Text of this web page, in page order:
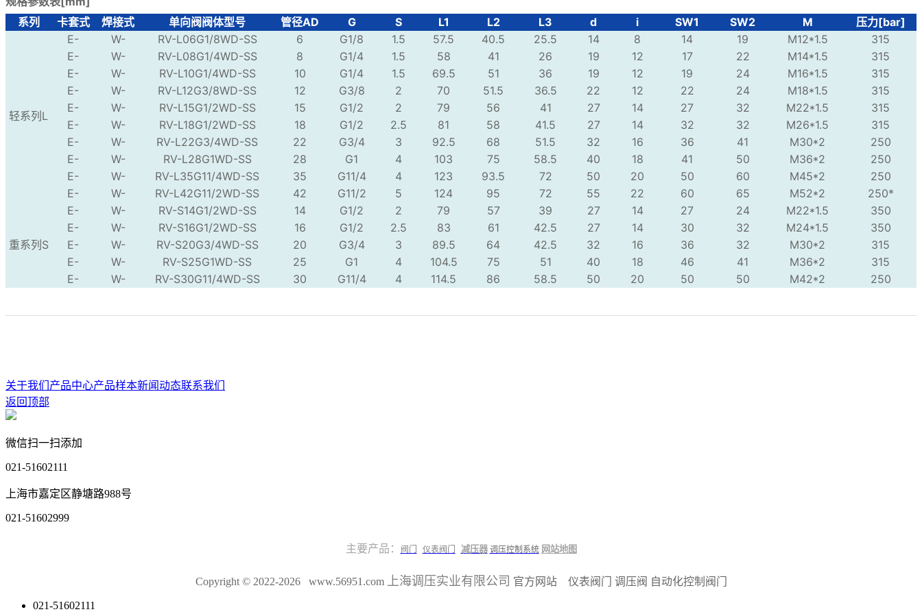
系列
卡套式 焊接式 单向阀阀体型号 管径AD G S L1 L2 L3 d i SW1 SW2 M 压力[bar]
轻系列L
E- W- RV-L06G1/8WD-SS 6 G1/8 1.5 57.5 40.5 25.5 14 8 14 19 M12*1.5
315
E-
W- RV-L08G1/4WD-SS 8 G1/4 1.5 58 41 26 19 12 17 22 M14*1.5
315
E-
W- RV-L10G1/4WD-SS 10 G1/4 1.5 69.5 51 36 19 12 19 24 M16*1.5
315
E-
W- RV-L12G3/8WD-SS 12 G3/8 2 70 51.5 36.5 22 12 22 24 M18*1.5
315
E-
W- RV-L15G1/2WD-SS 15 G1/2 2 79 56 41 27 14 27 32 M22*1.5
315
E-
W- RV-L18G1/2WD-SS 18 G1/2 2.5 81 58 41.5 27 14 32 32 M26*1.5
315
E-
W- RV-L22G3/4WD-SS 22 G3/4 3 92.5 68 51.5 32 16 36 41 M30*2
250
E-
W- RV-L28G1WD-SS 28 G1 4 103 75 58.5 40 18 41 50 M36*2
250
E-
W- RV-L35G11/4WD-SS 35 G11/4 4 123 93.5 72 50 20 50 60 M45*2
250
E-
W- RV-L42G11/2WD-SS 42 G11/2 5 124 95 72 55 22 60 65 M52*2 250*
重系列S
E- W- RV-S14G1/2WD-SS 14 G1/2 2 79 57 39 27 14 27 24 M22*1.5
350
E-
W- RV-S16G1/2WD-SS 16 G1/2 2.5 83 61 42.5 27 14 30 32 M24*1.5
350
E-
W- RV-S20G3/4WD-SS 20 G3/4 3 89.5 64 42.5 32 16 36 32 M30*2
315
E-
W- RV-S25G1WD-SS 25 G1 4 104.5 75 51 40 18 46 41 M36*2
315
E-
W- RV-S30G11/4WD-SS 30 G11/4 4 114.5 86 58.5 50 20 50 50 M42*2 250
关于我们 产品中心产品样本新闻动态联系我们
返回顶部
微信扫一扫添加
021-51602111
上海市嘉定区静塘路988号
021-51602999
主要产品： 阀门 仪表阀门 减压器 调压控制系统 网站地图
Copyright © 2022-2026 www.56951.com 上海调压实业有限公司 官方网站 仪表阀门 调压阀 自动化控制阀门
021-51602111